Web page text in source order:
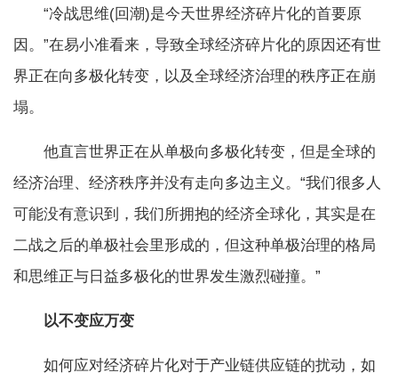
“冷战思维(回潮)是今天世界经济碎片化的首要原
因。”在易小准看来，导致全球经济碎片化的原因还有世
界正在向多极化转变，以及全球经济治理的秩序正在崩
塌。
他直言世界正在从单极向多极化转变，但是全球的
经济治理、经济秩序并没有走向多边主义。“我们很多人
可能没有意识到，我们所拥抱的经济全球化，其实是在
二战之后的单极社会里形成的，但这种单极治理的格局
和思维正与日益多极化的世界发生激烈碰撞。”
以不变应万变
如何应对经济碎片化对于产业链供应链的扰动，如